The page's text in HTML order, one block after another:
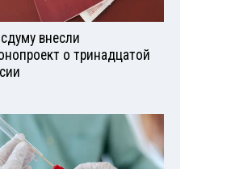
внесли
о тринадцатой